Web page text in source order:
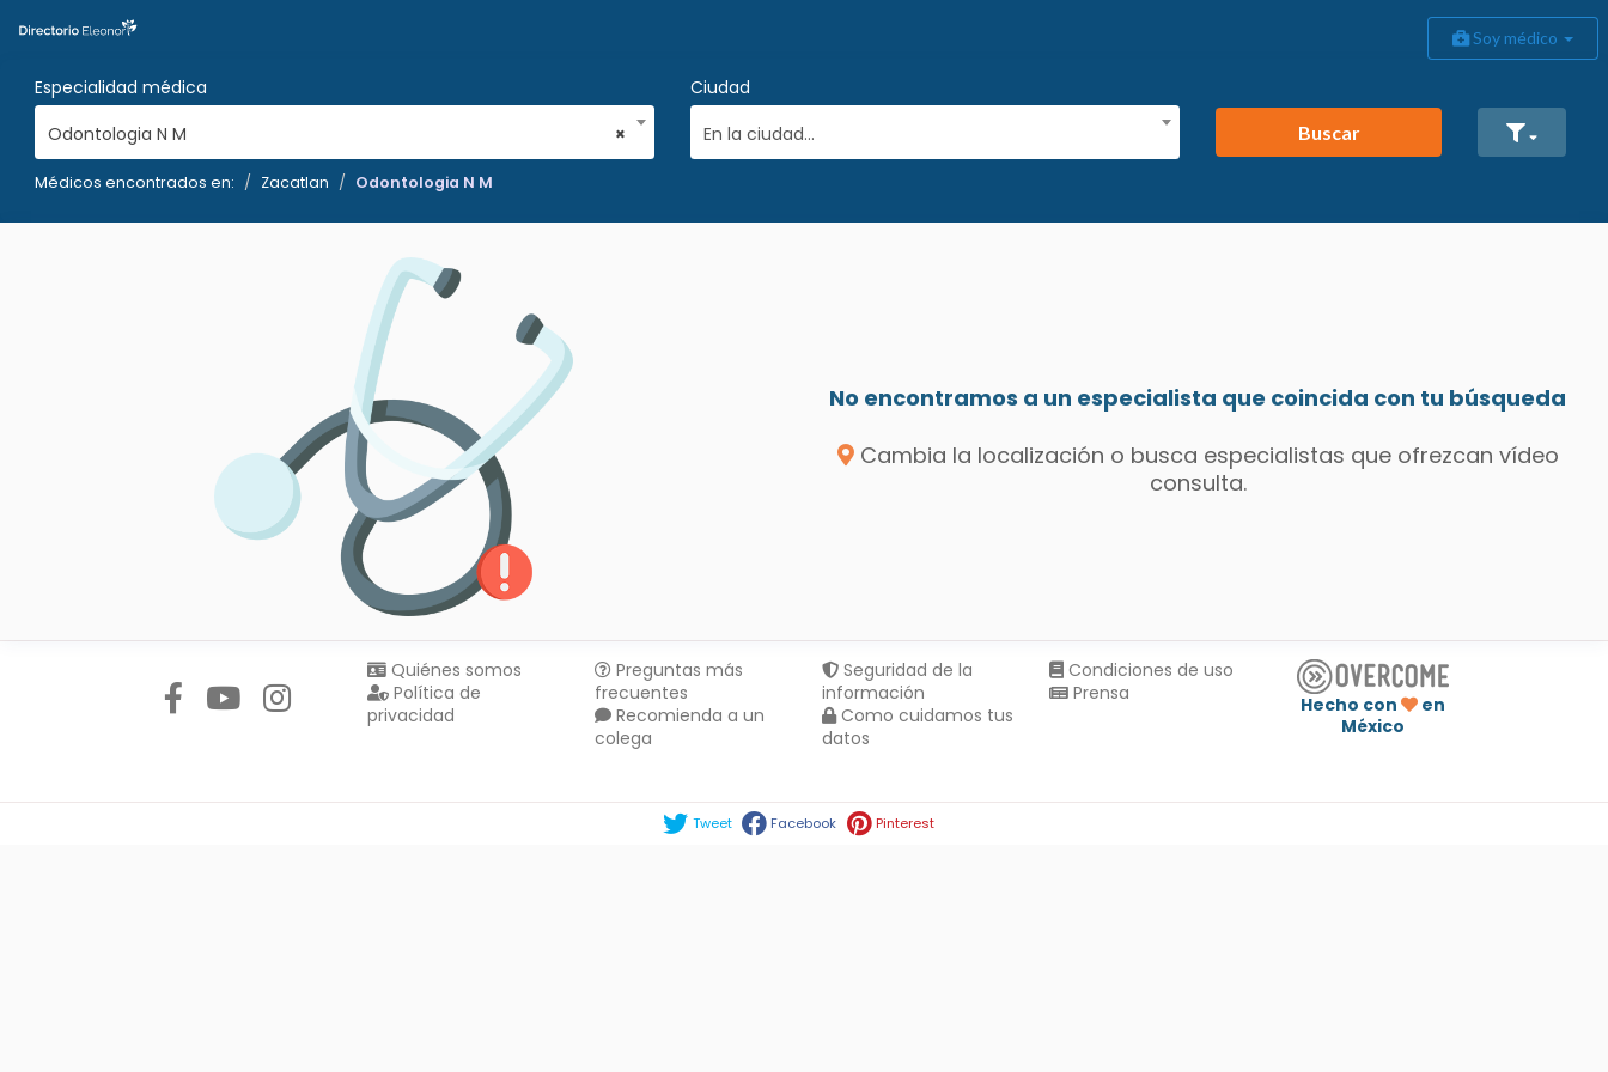
Soy médico
Especialidad médica
×
Odontologia N M
Ciudad
En la ciudad...
Buscar
Médicos encontrados en: Zacatlan Odontologia N M
No encontramos a un especialista que coincida con tu búsqueda
Cambia la localización o busca especialistas que ofrezcan vídeo
consulta.
Quiénes somos
Política de
privacidad
Preguntas más
frecuentes
Recomienda a un
colega
Seguridad de la
información
Como cuidamos tus
datos
Condiciones de uso
Prensa
Hecho con
en
México
Tweet Facebook Pinterest